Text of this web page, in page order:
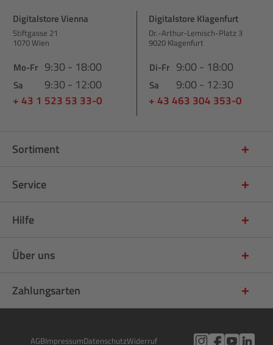
Digitalstore Vienna
Stiftgasse 21
1070 Wien
Mo-Fr 9:30 - 18:00
Sa 9:30 - 12:00
+ 43 1 523 53 33-0
Digitalstore Klagenfurt
Dr.-Arthur-Lemisch-Platz 3
9020 Klagenfurt
Di-Fr 9:00 - 18:00
Sa 9:00 - 12:30
+ 43 463 304 353-0
Sortiment
Service
Hilfe
Über uns
Zahlungsarten
AGBImpressumDatenschutzWiderruf